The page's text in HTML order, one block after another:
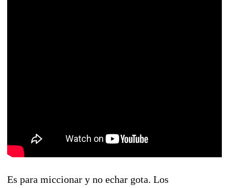
Es para miccionar y no echar gota. Los